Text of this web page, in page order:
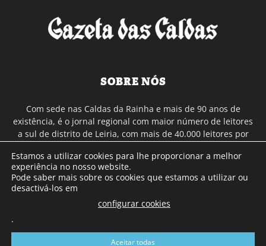
SOBRE NÓS
Com sede nas Caldas da Rainha e mais de 90 anos de
existência, é o jornal regional com maior número de leitores
a sul de distrito de Leiria, com mais de 40.000 leitores por
Continental e assinatura online.
SIGA-NOS
Estamos a utilizar cookies para lhe proporcionar a melhor
experiência no nosso website.
Pode saber mais sobre os cookies que estamos a utilizar ou
desactivá-los em
configurar cookies
.
Aceitar todas